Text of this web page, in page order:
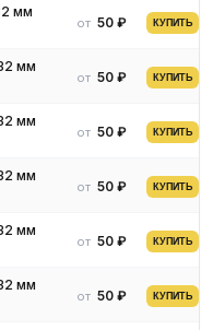
мм
от 50 ₽ КУПИТЬ
мм
от 50 ₽ КУПИТЬ
мм
от 50 ₽ КУПИТЬ
мм
от 50 ₽ КУПИТЬ
мм
от 50 ₽ КУПИТЬ
мм
от 50 ₽ КУПИТЬ